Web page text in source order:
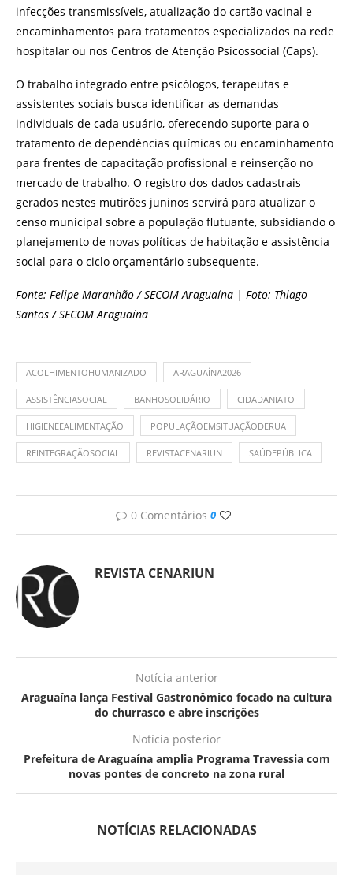
infecções transmissíveis, atualização do cartão vacinal e
encaminhamentos para tratamentos especializados na rede
hospitalar ou nos Centros de Atenção Psicossocial (Caps).
O trabalho integrado entre psicólogos, terapeutas e
assistentes sociais busca identificar as demandas
individuais de cada usuário, oferecendo suporte para o
tratamento de dependências químicas ou encaminhamento
para frentes de capacitação profissional e reinserção no
mercado de trabalho. O registro dos dados cadastrais
gerados nestes mutirões juninos servirá para atualizar o
censo municipal sobre a população flutuante, subsidiando o
planejamento de novas políticas de habitação e assistência
social para o ciclo orçamentário subsequente.
Fonte: Felipe Maranhão / SECOM Araguaína | Foto: Thiago
Santos / SECOM Araguaína
ACOLHIMENTOHUMANIZADO ARAGUAÍNA2026
ASSISTÊNCIASOCIAL BANHOSOLIDÁRIO CIDADANIATO
HIGIENEEALIMENTAÇÃO POPULAÇÃOEMSITUAÇÃODERUA
REINTEGRAÇÃOSOCIAL REVISTACENARIUN SAÚDEPÚBLICA
0 Comentários 0
REVISTA CENARIUN
Notícia anterior
Araguaína lança Festival Gastronômico focado na cultura
do churrasco e abre inscrições
Notícia posterior
Prefeitura de Araguaína amplia Programa Travessia com
novas pontes de concreto na zona rural
NOTÍCIAS RELACIONADAS